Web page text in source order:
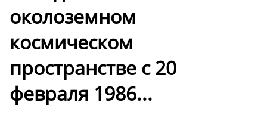
околоземном
космическом
пространстве с 20
февраля 1986...